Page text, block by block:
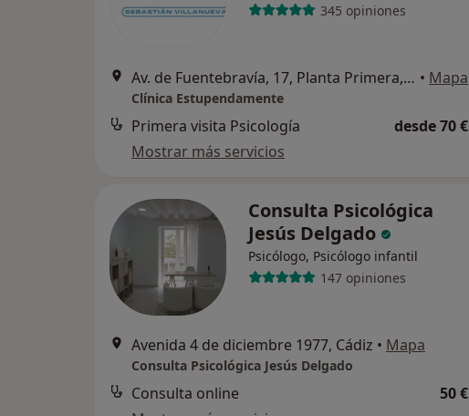
345 opiniones
Av. de Fuentebravía, 17, Planta Primera, Puerto de Santa Maria, El • Mapa
Clínica Estupendamente
Primera visita Psicología
desde 70 €
Mostrar más servicios
Consulta Psicológica
Jesús Delgado
Psicólogo, Psicólogo infantil
147 opiniones
Avenida 4 de diciembre 1977, Cádiz • Mapa
Consulta Psicológica Jesús Delgado
Consulta online
50 €